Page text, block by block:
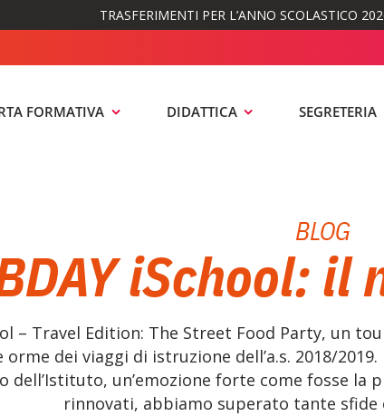
TRASFERIMENTI PER L’ANNO SCOLASTICO
FORMATIVA DIDATTICA SEGRETERIA
BLOG
iSchool: il
– Travel Edition: The Street Food Party, un
orme dei viaggi di istruzione dell’a.s. 2018/
dell’Istituto, un’emozione forte come fosse la
rinnovati, abbiamo superato tante